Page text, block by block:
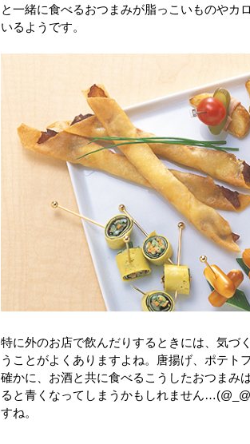
と一緒に食べるおつまみが脂っこいものやカ
いるようです。
特に外のお店で飲んだりするときには、気づ
うことがよくありますよね。唐揚げ、ポテト
確かに、お酒と共に食べるこうしたおつまみ
ると青くなってしまうかもしれません
すね。